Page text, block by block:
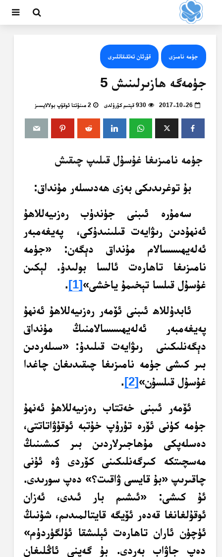
جۈمە نامىزى قۇرئان تەتقىقاتلىرى
جۈمەگە ھازىرلىنىش 5
2017-10-26 930 قېتىم كۆرۈلدى 2 مىنۇتتا ئوقۇپ بولالايسىز
جۈمە نامىزىغا غۇسۇل قىلىپ چىقىش
بۇ توغرىدىكى بەزى ھەدىسلەر مۇنداق:
سەمۇرە ئىبنى جۈندۈب رەزىيەللاھۇ
ئەنھۇدىن رىۋايەت قىلىنىدۇكى، پەيغەمبەر
ئەلەيھىسسالام مۇنداق دېگەن: «جۈمە
نامىزىغا تاھارەت ئالسا بولىدۇ. لېكىن
غۇسۇل قىلسا تېخىمۇ ياخشى»[1]
.
ئابدۇللاھ ئىبنى ئۆمەر رەزىيەللاھۇ ئەنھۇ
پەيغەمبەر ئەلەيھىسسالامنىڭ مۇنداق
دېگەنلىكىنى رىۋايەت قىلىدۇ: «سىلەردىن
بىر كىشى جۈمە نامىزىغا چىقىدىغان چاغدا
غۇسۇل قىلسۇن»[2]
.
ئۆمەر ئىبنى خەتتاب رەزىيەللاھۇ ئەنھۇ
جۈمە كۈنى ئۆرە تۇرۇپ خۇتبە ئوقۇۋاتاتتى،
دەسلەپكى مۇھاجىرلاردىن بىر كىشىنىڭ
مەسچىتكە كىرگەنلىكىنى كۆردى ۋە ئۇنى
چاقىرىپ «بۇ قايسى ۋاقىت؟» دەپ سورىدى.
ئۇ كىشى: «ئىشىم بار ئىدى، ئەزان
ئوقۇلغانغا قەدەر ئۆيگە قايتالمىدىم، شۇنىڭ
ئۈچۈن ئاران تاھارەت ئېلىشقا ئۈلگۈردۈم»
دەپ جاۋاب بەردى. بۇ گەپنى ئاڭلىغان